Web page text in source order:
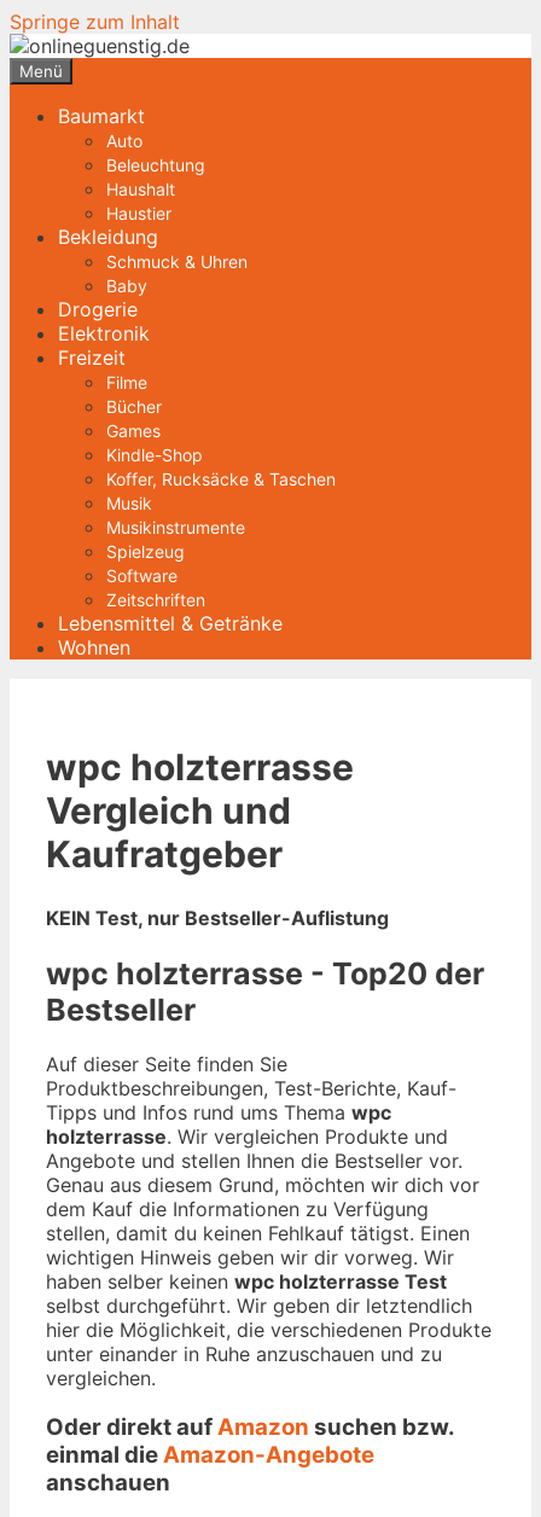
Springe zum Inhalt
Menü
Baumarkt
Auto
Beleuchtung
Haushalt
Haustier
Bekleidung
Schmuck & Uhren
Baby
Drogerie
Elektronik
Freizeit
Filme
Bücher
Games
Kindle-Shop
Koffer, Rucksäcke & Taschen
Musik
Musikinstrumente
Spielzeug
Software
Zeitschriften
Lebensmittel & Getränke
Wohnen
wpc holzterrasse
Vergleich und
Kaufratgeber
KEIN Test, nur Bestseller-Auflistung
wpc holzterrasse - Top20 der
Bestseller
Auf dieser Seite finden Sie
Produktbeschreibungen, Test-Berichte, Kauf-
Tipps und Infos rund ums Thema wpc
holzterrasse. Wir vergleichen Produkte und
Angebote und stellen Ihnen die Bestseller vor.
Genau aus diesem Grund, möchten wir dich vor
dem Kauf die Informationen zu Verfügung
stellen, damit du keinen Fehlkauf tätigst. Einen
wichtigen Hinweis geben wir dir vorweg. Wir
haben selber keinen wpc holzterrasse Test
selbst durchgeführt. Wir geben dir letztendlich
hier die Möglichkeit, die verschiedenen Produkte
unter einander in Ruhe anzuschauen und zu
vergleichen.
Oder direkt aufAmazon suchen bzw.
einmal dieAmazon-Angebote
anschauen